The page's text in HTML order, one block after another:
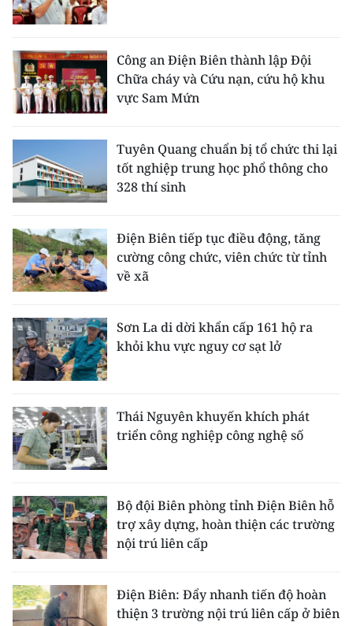
Công an Điện Biên thành lập Đội
Chữa cháy và Cứu nạn, cứu hộ khu
vực Sam Mứn
Tuyên Quang chuẩn bị tổ chức thi lại
tốt nghiệp trung học phổ thông cho
328 thí sinh
Điện Biên tiếp tục điều động, tăng
cường công chức, viên chức từ tỉnh
về xã
Sơn La di dời khẩn cấp 161 hộ ra
khỏi khu vực nguy cơ sạt lở
Thái Nguyên khuyến khích phát
triển công nghiệp công nghệ số
Bộ đội Biên phòng tỉnh Điện Biên hỗ
trợ xây dựng, hoàn thiện các trường
nội trú liên cấp
Điện Biên: Đẩy nhanh tiến độ hoàn
thiện 3 trường nội trú liên cấp ở biên